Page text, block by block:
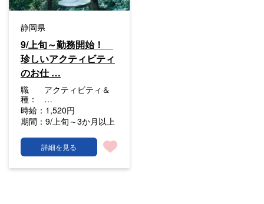
静岡県
9/上旬～勤務開始！
珍しいアクティビティ
のお仕 …
職
種：
アクティビティ＆
…
時給： 1,520円
期間： 9/上旬～3か月以上
詳細を見る